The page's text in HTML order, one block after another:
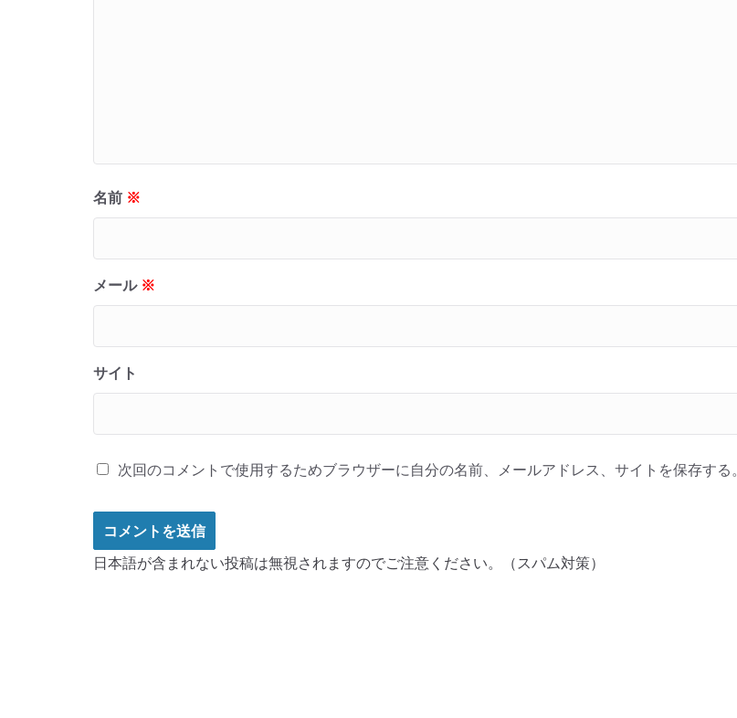
名前 ※
メール ※
サイト
次回のコメントで使用するためブラウザーに自分の名前、メールアドレス、サイトを保存する。
日本語が含まれない投稿は無視されますのでご注意ください。（スパム対策）